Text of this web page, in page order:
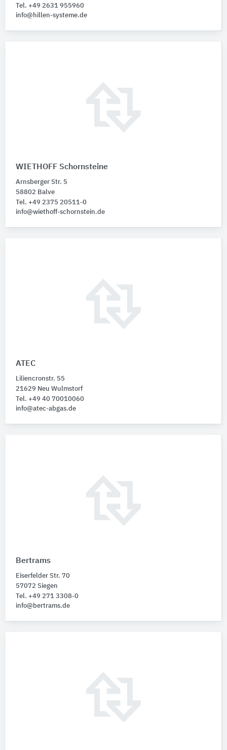
Tel. +49 2631 955960
info@hillen-systeme.de
WIETHOFF Schornsteine
Arnsberger Str. 5
58802 Balve
Tel. +49 2375 20511-0
info@wiethoff-schornstein.de
ATEC
Liliencronstr. 55
21629 Neu Wulmstorf
Tel. +49 40 70010060
info@atec-abgas.de
Bertrams
Eiserfelder Str. 70
57072 Siegen
Tel. +49 271 3308-0
info@bertrams.de